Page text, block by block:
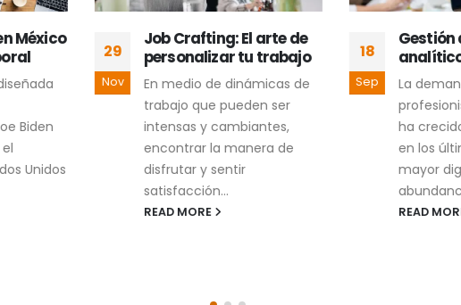
Job Crafting: El arte de
personalizar tu trabajo
En medio de dinámicas de
trabajo que pueden ser
intensas y cambiantes,
encontrar la manera de
disfrutar y sentir
18
Sep
Gestión del talento
analítico en la empresa
La demanda de
profesionistas en analítica
ha crecido notablemente
en los últimos años. La
mayor digitalización y la